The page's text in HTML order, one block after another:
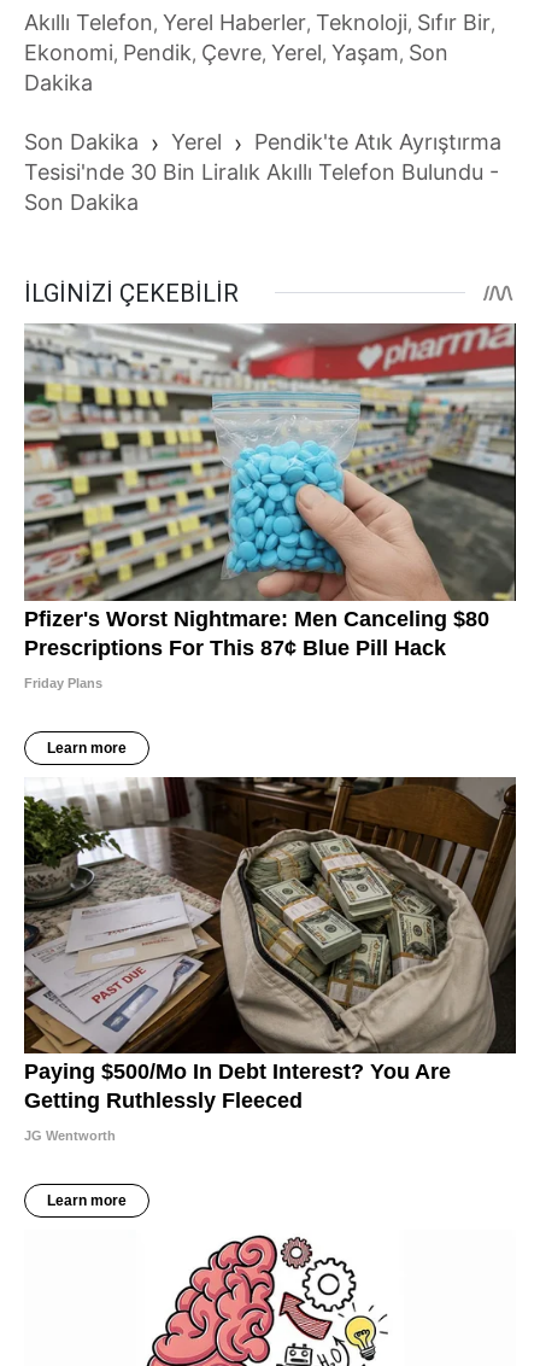
Akıllı Telefon, Yerel Haberler, Teknoloji, Sıfır Bir,
Ekonomi, Pendik, Çevre, Yerel, Yaşam, Son
Dakika
Son Dakika › Yerel › Pendik'te Atık Ayrıştırma
Tesisi'nde 30 Bin Liralık Akıllı Telefon Bulundu -
Son Dakika